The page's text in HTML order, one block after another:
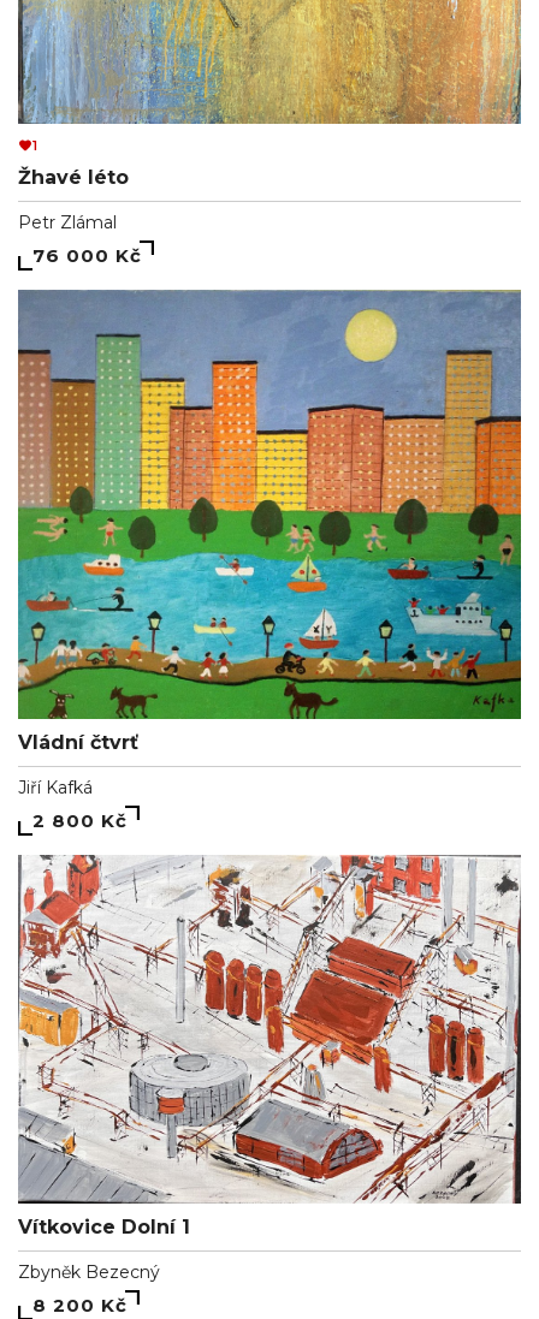
1
Žhavé léto
Petr Zlámal
76 000 Kč
Vládní čtvrť
Jiří Kafká
2 800 Kč
Vítkovice Dolní 1
Zbyněk Bezecný
8 200 Kč